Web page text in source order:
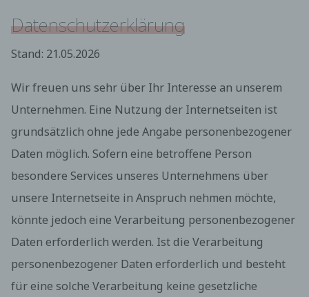
Datenschutzerklärung
Stand: 21.05.2026
Wir freuen uns sehr über Ihr Interesse an unserem
Unternehmen. Eine Nutzung der Internetseiten ist
grundsätzlich ohne jede Angabe personenbezogener
Daten möglich. Sofern eine betroffene Person
besondere Services unseres Unternehmens über
unsere Internetseite in Anspruch nehmen möchte,
könnte jedoch eine Verarbeitung personenbezogener
Daten erforderlich werden. Ist die Verarbeitung
personenbezogener Daten erforderlich und besteht
für eine solche Verarbeitung keine gesetzliche